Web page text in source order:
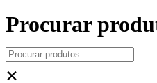
Procurar
×